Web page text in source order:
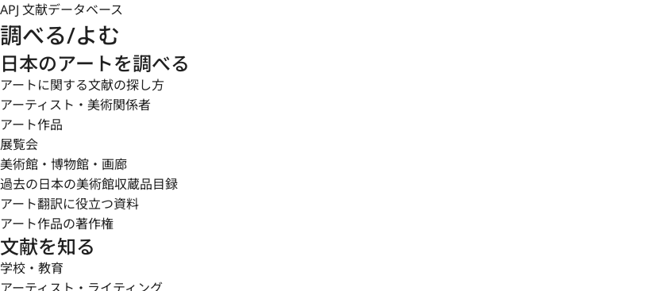
APJ 文献データベース
調べる/よむ
日本のアートを調べる
アートに関する文献の探し方
アーティスト・美術関係者
アート作品
展覧会
美術館・博物館・画廊
過去の日本の美術館収蔵品目録
アート翻訳に役立つ資料
アート作品の著作権
文献を知る
学校・教育